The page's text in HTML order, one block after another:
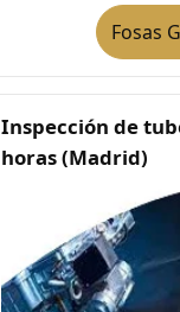
Fosas
Inspección de
horas (Madrid)